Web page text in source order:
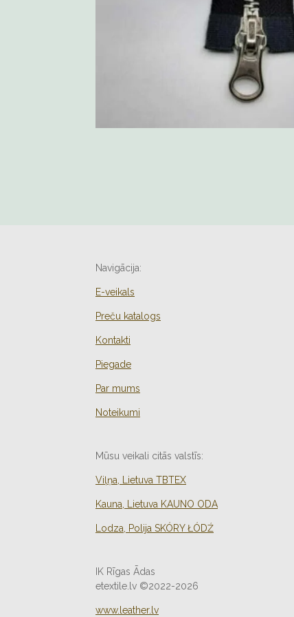
Navigācija:
E-veikals
Preču katalogs
Kontakti
Piegade
Par mums
Noteikumi
Mūsu veikali citās valstīs:
Viļņa, Lietuva TBTEX
Kauna, Lietuva KAUNO ODA
Lodza, Polija SKÓRY ŁÓDŹ
IK Rīgas Ādas
etextile.lv ©2022-2026
www.leather.lv